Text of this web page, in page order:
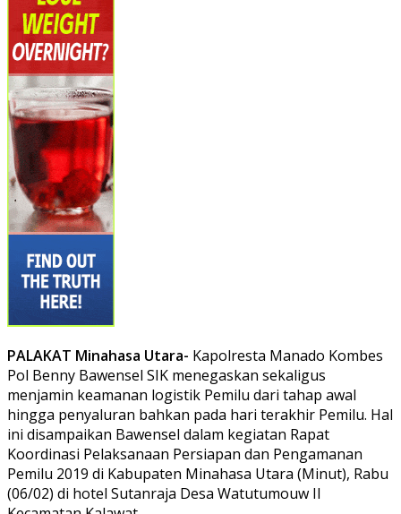
PALAKAT Minahasa Utara- Kapolresta Manado Kombes
Pol Benny Bawensel SIK menegaskan sekaligus
menjamin keamanan logistik Pemilu dari tahap awal
hingga penyaluran bahkan pada hari terakhir Pemilu. Hal
ini disampaikan Bawensel dalam kegiatan Rapat
Koordinasi Pelaksanaan Persiapan dan Pengamanan
Pemilu 2019 di Kabupaten Minahasa Utara (Minut), Rabu
(06/02) di hotel Sutanraja Desa Watutumouw II